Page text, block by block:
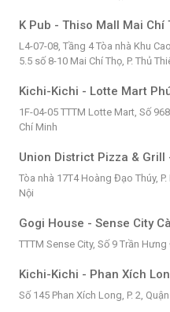
K Pub - Thiso Mall Mai Chí
L4-07-08, Tầng 4 Tòa nhà Khu
5.5 số 8-10 Mai Chí Thọ, P. Thủ
Kichi-Kichi - Lotte Mart
1F-04-05 TTTM Lotte Mart, Số
Chí Minh
Union District Pizza & Grill
Tòa nhà 17T4 Hoàng Đạo Thúy,
Nội
Gogi House - Sense City
TTTM Sense City, Số 9 Trần
Kichi-Kichi - Phan Xích
Số 145 Phan Xích Long, P. 2,